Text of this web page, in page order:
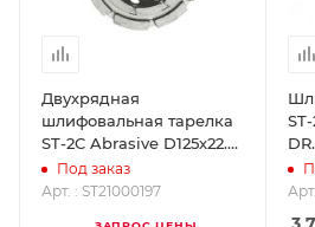
Двухрядная
шлифовальная тарелка
ST-2C Abrasive D125х22.2
DR.SCHULZE ST21000197
Под заказ
Арт. : ST21000197